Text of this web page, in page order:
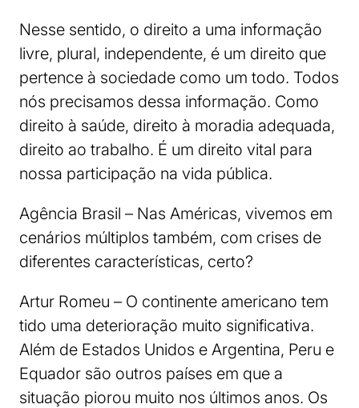
Nesse sentido, o direito a uma informação
livre, plural, independente, é um direito que
pertence à sociedade como um todo. Todos
nós precisamos dessa informação. Como
direito à saúde, direito à moradia adequada,
direito ao trabalho. É um direito vital para
nossa participação na vida pública.
Agência Brasil – Nas Américas, vivemos em
cenários múltiplos também, com crises de
diferentes características, certo?
Artur Romeu – O continente americano tem
tido uma deterioração muito significativa.
Além de Estados Unidos e Argentina, Peru e
Equador são outros países em que a
situação piorou muito nos últimos anos. Os